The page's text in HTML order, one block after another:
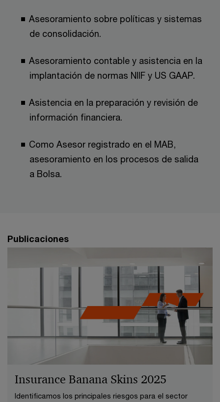
Asesoramiento sobre políticas y sistemas
de consolidación.
Asesoramiento contable y asistencia en la
implantación de normas NIIF y US GAAP.
Asistencia en la preparación y revisión de
información financiera.
Como Asesor registrado en el MAB,
asesoramiento en los procesos de salida
a Bolsa.
Publicaciones
Insurance Banana Skins 2025
Identificamos los principales riesgos para el sector